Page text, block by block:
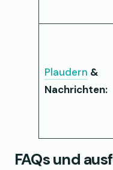
Plaudern &
Nachrichten:
FAQs und